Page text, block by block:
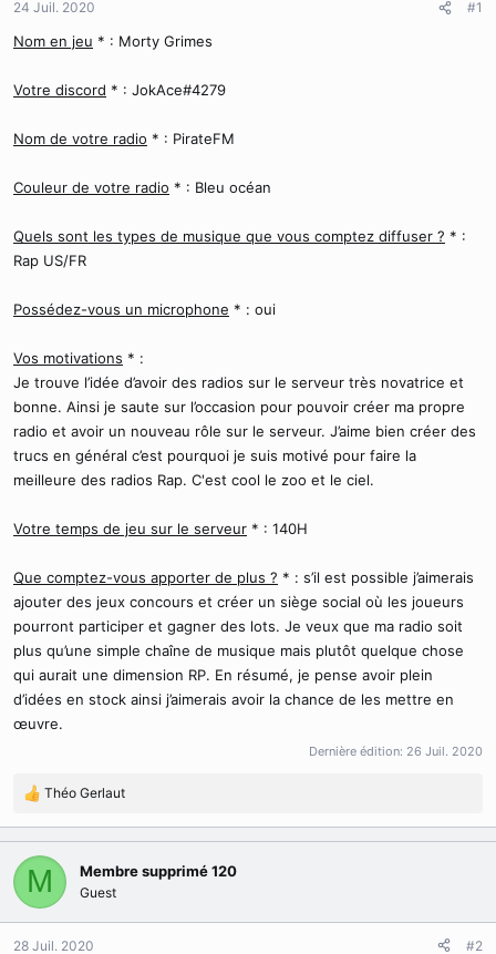
d
l
d
c
s
o
n
24 Juil. 2020 #1
Nom en jeu * : Morty Grimes
Votre discord * : JokAce#4279
Nom de votre radio * : PirateFM
Couleur de votre radio * : Bleu océan
Quels sont les types de musique que vous comptez diffuser ? * :
Rap US/FR
Possédez-vous un microphone * : oui
Vos motivations * :
Je trouve l’idée d’avoir des radios sur le serveur très novatrice et
bonne. Ainsi je saute sur l’occasion pour pouvoir créer ma propre
radio et avoir un nouveau rôle sur le serveur. J’aime bien créer des
trucs en général c’est pourquoi je suis motivé pour faire la
meilleure des radios Rap. C'est cool le zoo et le ciel.
Votre temps de jeu sur le serveur * : 140H
Que comptez-vous apporter de plus ? * : s’il est possible j’aimerais
ajouter des jeux concours et créer un siège social où les joueurs
pourront participer et gagner des lots. Je veux que ma radio soit
plus qu’une simple chaîne de musique mais plutôt quelque chose
qui aurait une dimension RP. En résumé, je pense avoir plein
d’idées en stock ainsi j’aimerais avoir la chance de les mettre en
œuvre.
Dernière édition: 26 Juil. 2020
R
a
c
i
o
n
Théo Gerlaut
M Membre supprimé 120
Guest
28 Juil. 2020 #2